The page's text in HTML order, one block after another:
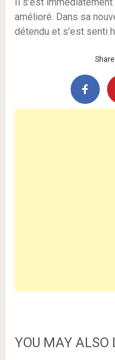
amélioré. Dans sa
détendu et s’est senti
YOU MAY ALSO